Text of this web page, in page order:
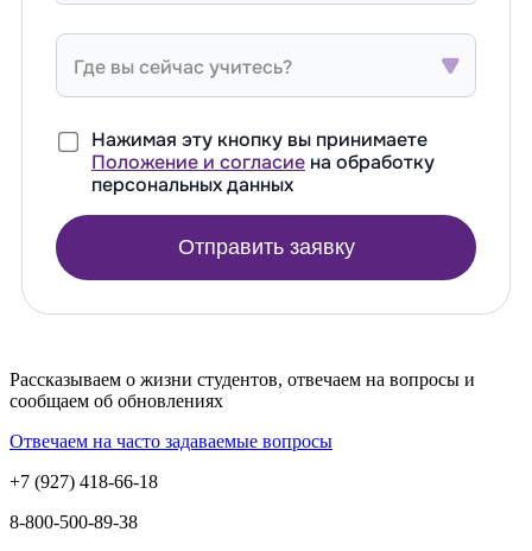
Где вы сейчас учитесь?
Нажимая эту кнопку вы принимаете
Положение и согласие на обработку
персональных данных
Отправить заявку
Рассказываем о жизни студентов, отвечаем на вопросы и
сообщаем об обновлениях
Отвечаем на часто задаваемые вопросы
+7 (927) 418-66-18
8-800-500-89-38